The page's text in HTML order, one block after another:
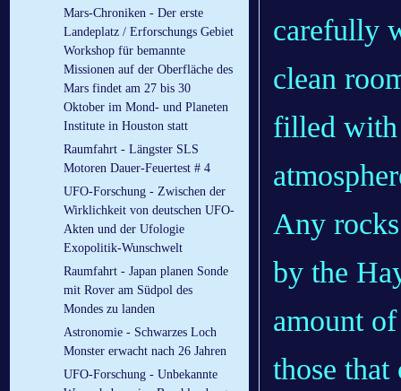
Mars-Chroniken - Der erste
Landeplatz / Erforschungs Gebiet
Workshop für bemannte
Missionen auf der Oberfläche des
Mars findet am 27 bis 30
Oktober im Mond- und Planeten
Institute in Houston statt
Raumfahrt - Längster SLS
Motoren Dauer-Feuertest # 4
UFO-Forschung - Zwischen der
Wirklichkeit von deutschen UFO-
Akten und der Ufologie
Exopolitik-Wunschwelt
Raumfahrt - Japan planen Sonde
mit Rover am Südpol des
Mondes zu landen
Astronomie - Schwarzes Loch
Monster erwacht nach 26 Jahren
UFO-Forschung - Unbekannte
carefully
clean
filled with
Any
by the
amount
those